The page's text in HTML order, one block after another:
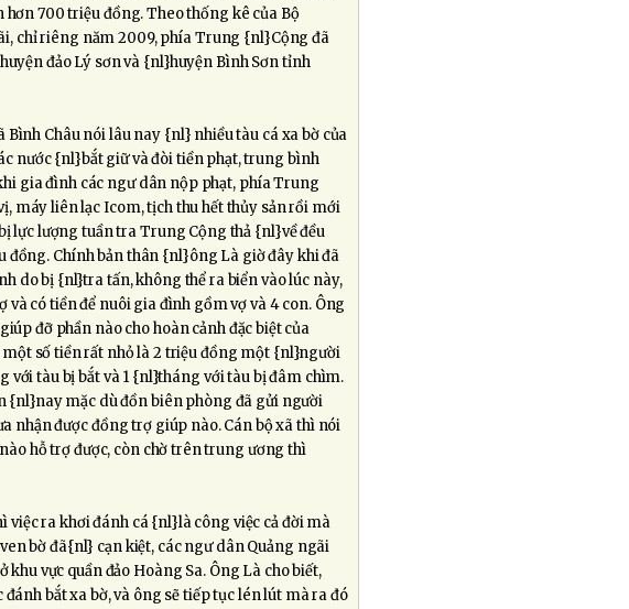
700 triệu đồng. Theo thống kê của Bộ
chỉ riêng năm 2009, phía Trung {nl}Cộng đã
đảo Lý sơn và {nl}huyện Bình Sơn tỉnh
Châu nói lâu nay {nl} nhiều tàu cá xa bờ của
nước {nl}bắt giữ và đòi tiền phạt, trung bình
gia đình các ngư dân nộp phạt, phía Trung
máy liên lạc Icom, tịch thu hết thủy sản rồi mới
lực lượng tuần tra Trung Cộng thả {nl}về đều
đồng. Chính bản thân {nl}ông Là giờ đây khi đã
do bị {nl}tra tấn, không thể ra biển vào lúc này,
có tiền để nuôi gia đình gồm vợ và 4 con. Ông
đỡ phần nào cho hoàn cảnh đặc biệt của
số tiền rất nhỏ là 2 triệu đồng một {nl}người
với tàu bị bắt và 1 {nl}tháng với tàu bị đâm chìm.
{nl}nay mặc dù đồn biên phòng đã gửi người
nhận được đồng trợ giúp nào. Cán bộ xã thì nói
hỗ trợ được, còn chờ trên trung ương thì
ra khơi đánh cá {nl}là công việc cả đời mà
bờ đã{nl} cạn kiệt, các ngư dân Quảng ngãi
vực quần đảo Hoàng Sa. Ông Là cho biết,
bắt xa bờ, và ông sẽ tiếp tục lén lút mà ra đó